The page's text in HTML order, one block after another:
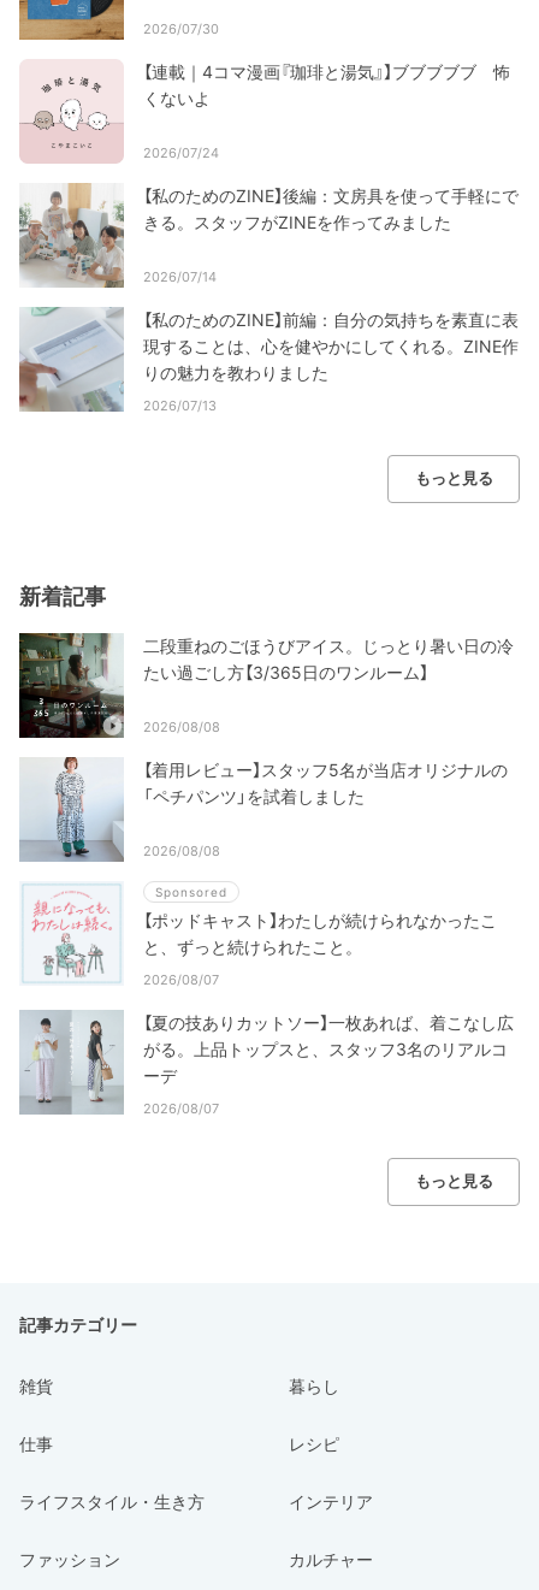
2026/07/30
【連載｜4コマ漫画『珈琲と湯気』】ブブブブブ 怖
くないよ
2026/07/24
【私のためのZINE】後編：文房具を使って手軽にで
きる。スタッフがZINEを作ってみました
2026/07/14
【私のためのZINE】前編：自分の気持ちを素直に表
現することは、心を健やかにしてくれる。ZINE作
りの魅力を教わりました
2026/07/13
もっと見る
新着記事
二段重ねのごほうびアイス。じっとり暑い日の冷
たい過ごし方【3/365日のワンルーム】
2026/08/08
【着用レビュー】スタッフ5名が当店オリジナルの
「ペチパンツ」を試着しました
2026/08/08
Sponsored
【ポッドキャスト】わたしが続けられなかったこ
と、ずっと続けられたこと。
2026/08/07
【夏の技ありカットソー】一枚あれば、着こなし広
がる。上品トップスと、スタッフ3名のリアルコ
ーデ
2026/08/07
もっと見る
記事カテゴリー
雑貨 暮らし
仕事 レシピ
ライフスタイル・生き方 インテリア
ファッション カルチャー